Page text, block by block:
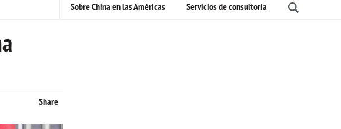
Sobre China en las Américas Servicios de consultoría
Share